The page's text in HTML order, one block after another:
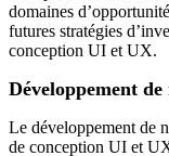
domaines
futures stratégies
conception UI et UX.
Développement
Le développement de
de conception UI et